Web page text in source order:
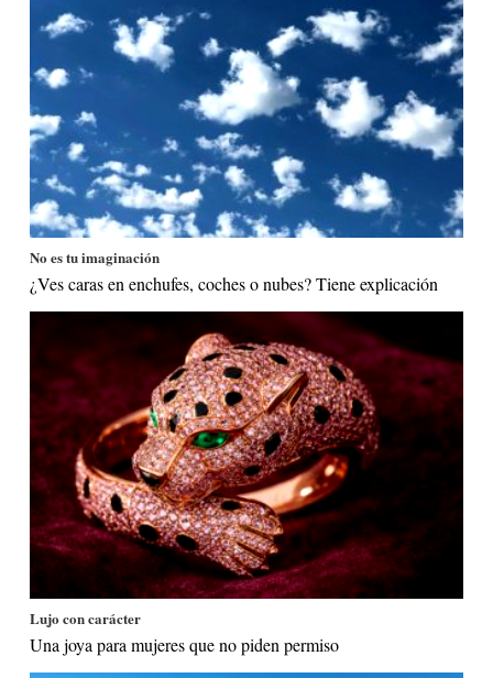
No es tu imaginación
¿Ves caras en enchufes, coches o nubes? Tiene explicación
Lujo con carácter
Una joya para mujeres que no piden permiso